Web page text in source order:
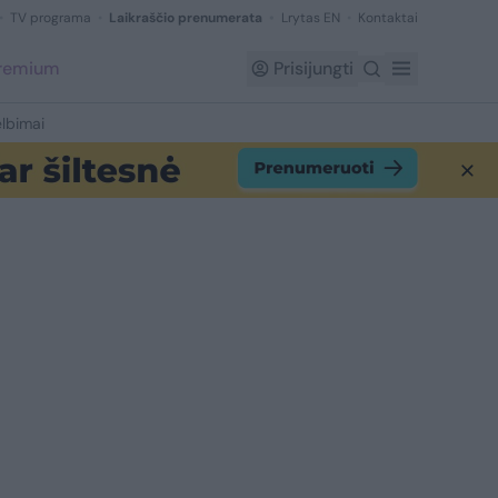
TV programa Laikraščio prenumerata Lrytas EN Kontaktai
Prisijungti